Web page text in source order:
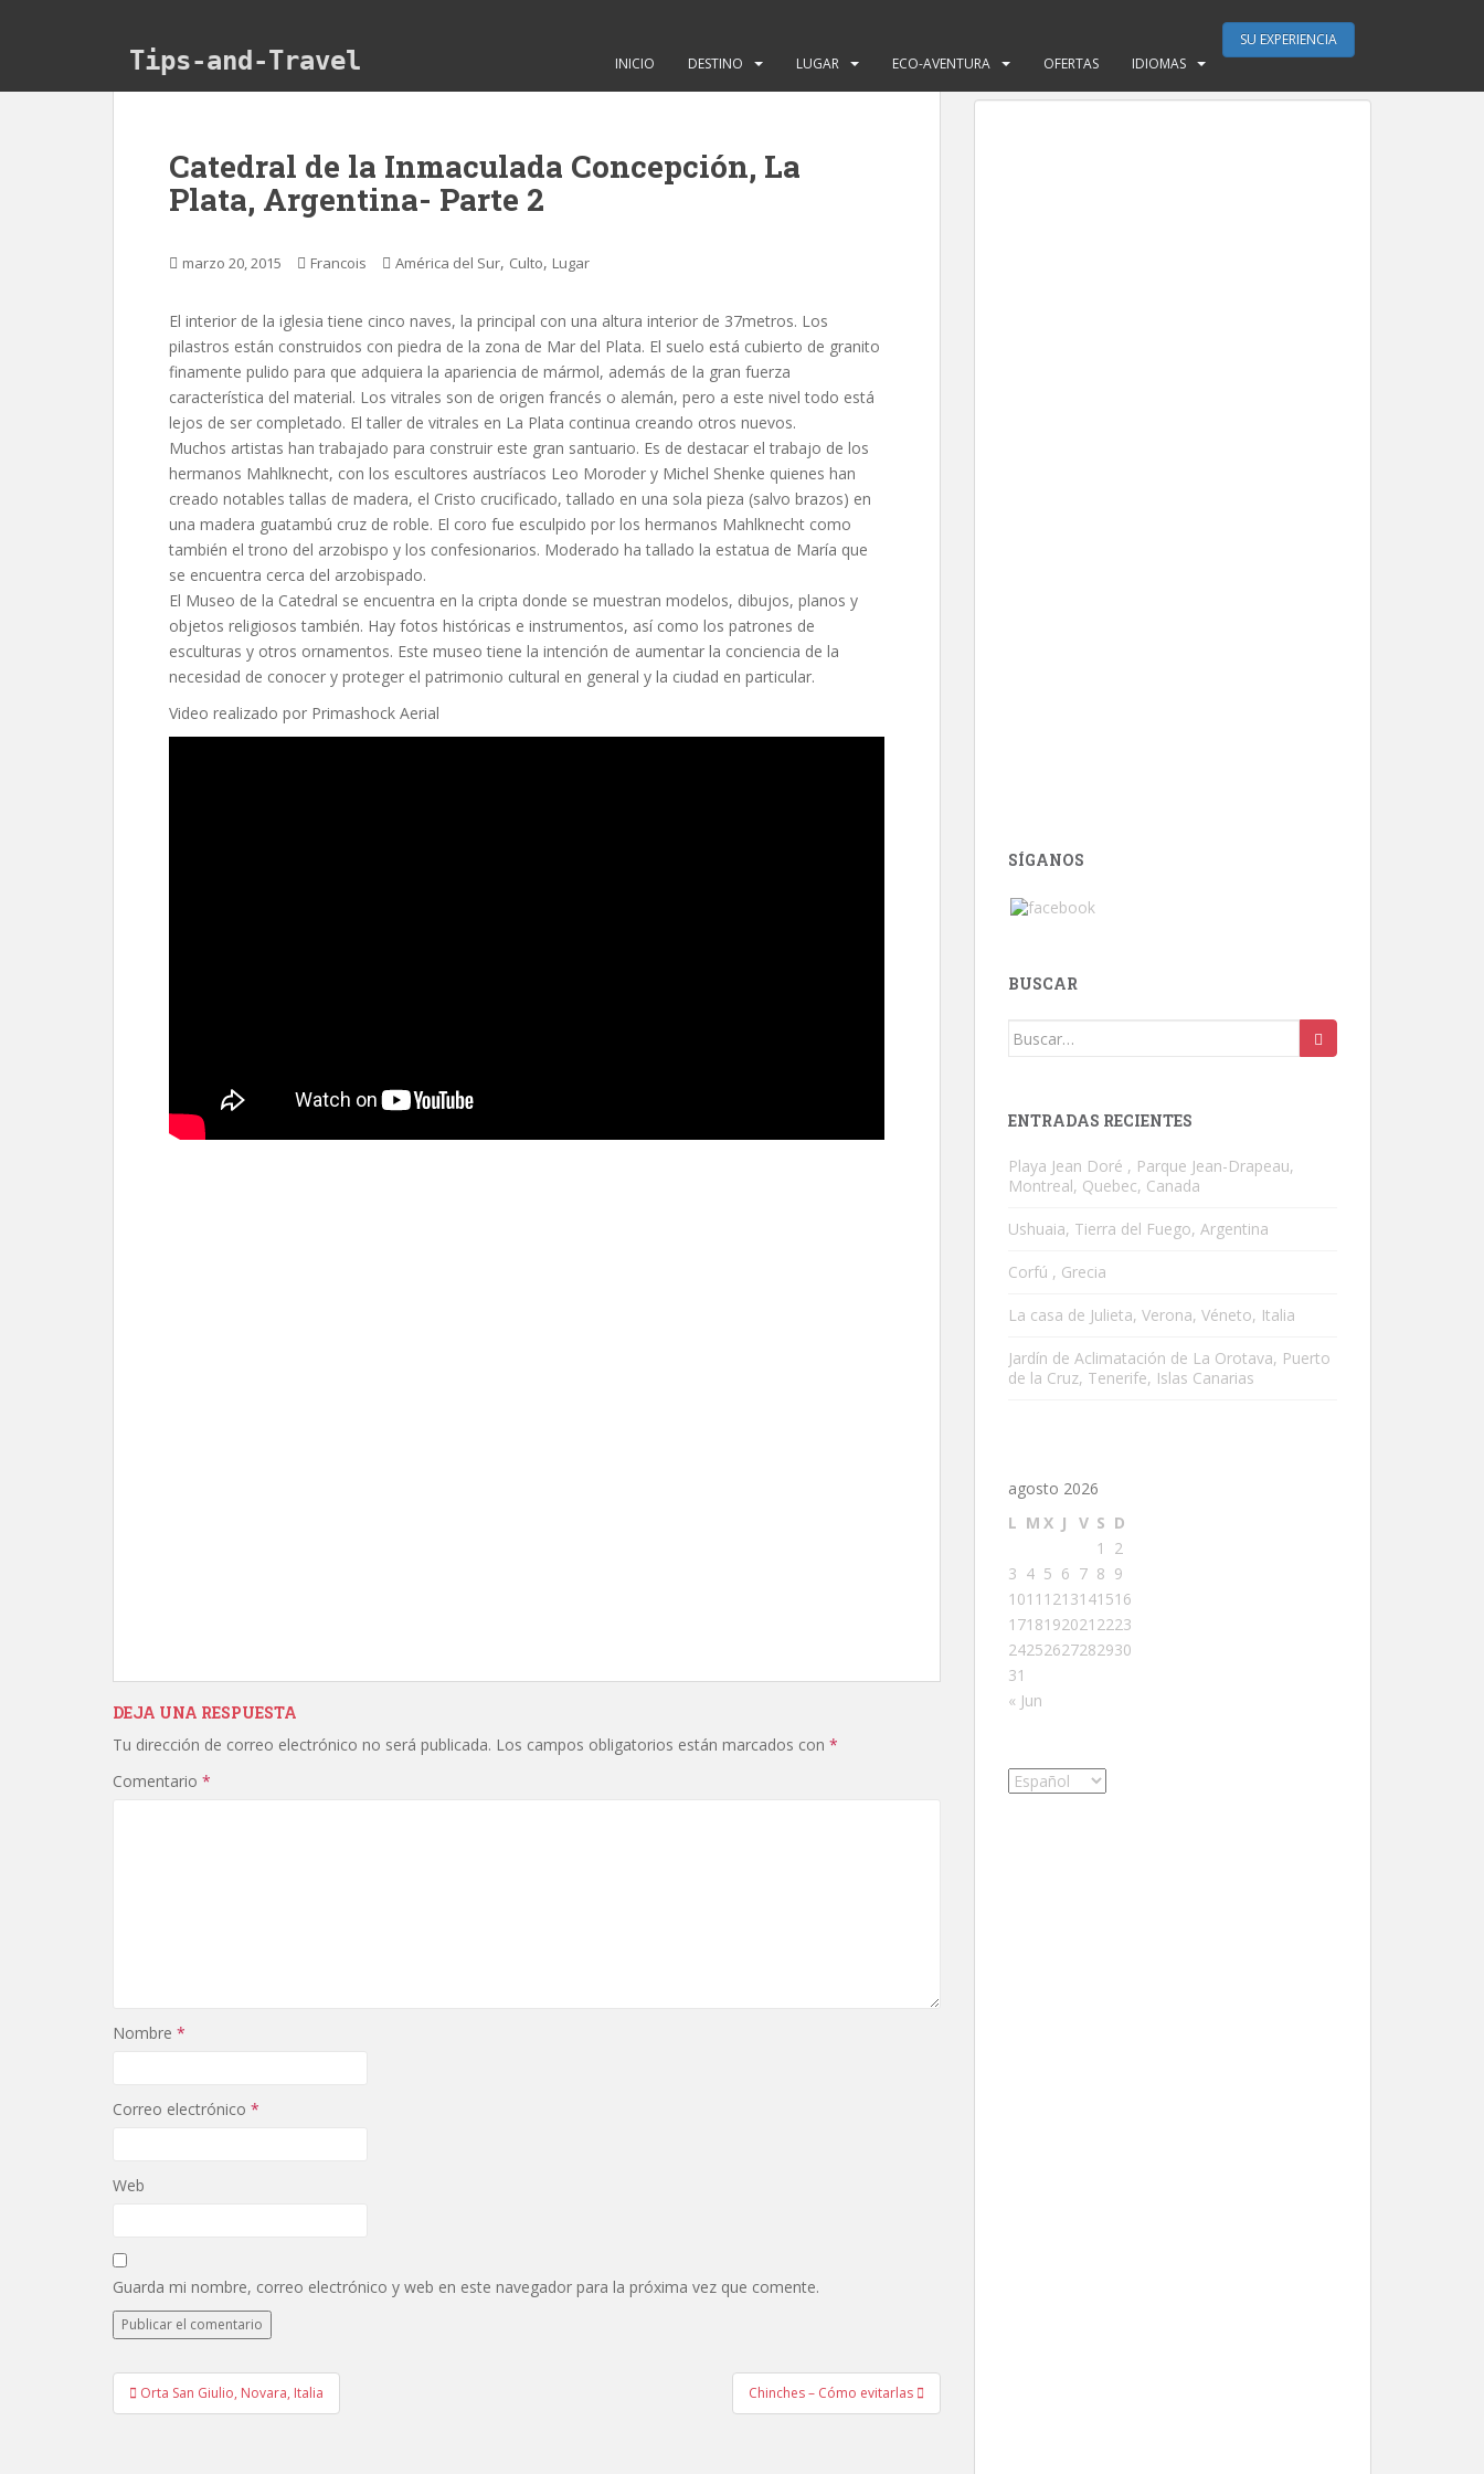
Tips-and-Travel INICIO DESTINO LUGAR ECO-AVENTURA OFERTAS IDIOMAS
SU EXPERIENCIA
Catedral de la Inmaculada Concepción, La
Plata, Argentina- Parte 2
marzo 20, 2015 Francois América del Sur, Culto, Lugar
El interior de la iglesia tiene cinco naves, la principal con una altura interior de 37metros. Los
pilastros están construidos con piedra de la zona de Mar del Plata. El suelo está cubierto de granito
finamente pulido para que adquiera la apariencia de mármol, además de la gran fuerza
característica del material. Los vitrales son de origen francés o alemán, pero a este nivel todo está
lejos de ser completado. El taller de vitrales en La Plata continua creando otros nuevos.
Muchos artistas han trabajado para construir este gran santuario. Es de destacar el trabajo de los
hermanos Mahlknecht, con los escultores austríacos Leo Moroder y Michel Shenke quienes han
creado notables tallas de madera, el Cristo crucificado, tallado en una sola pieza (salvo brazos) en
una madera guatambú cruz de roble. El coro fue esculpido por los hermanos Mahlknecht como
también el trono del arzobispo y los confesionarios. Moderado ha tallado la estatua de María que
se encuentra cerca del arzobispado.
El Museo de la Catedral se encuentra en la cripta donde se muestran modelos, dibujos, planos y
objetos religiosos también. Hay fotos históricas e instrumentos, así como los patrones de
esculturas y otros ornamentos. Este museo tiene la intención de aumentar la conciencia de la
necesidad de conocer y proteger el patrimonio cultural en general y la ciudad en particular.
Video realizado por Primashock Aerial
DEJA UNA RESPUESTA
Tu dirección de correo electrónico no será publicada. Los campos obligatorios están marcados con *
Comentario *
Nombre *
Correo electrónico *
Web
Guarda mi nombre, correo electrónico y web en este navegador para la próxima vez que comente.
Navegación
de
Orta San Giulio, Novara, Italia Chinches – Cómo evitarlas
SÍGANOS
BUSCAR
Buscar:
ENTRADAS RECIENTES
Playa Jean Doré , Parque Jean-Drapeau,
Montreal, Quebec, Canada
Ushuaia, Tierra del Fuego, Argentina
Corfú , Grecia
La casa de Julieta, Verona, Véneto, Italia
Jardín de Aclimatación de La Orotava, Puerto
de la Cruz, Tenerife, Islas Canarias
agosto 2026
L M X J V S D
1
2
3 4 5 6 7 8 9
1011 1213141516
1718192021 2223
24252627282930
31
« Jun
Elegir